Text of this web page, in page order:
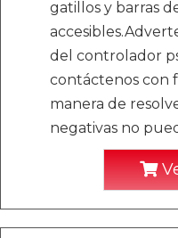
gatillos y barras
del controlador
contáctenos con
manera de
negativas no